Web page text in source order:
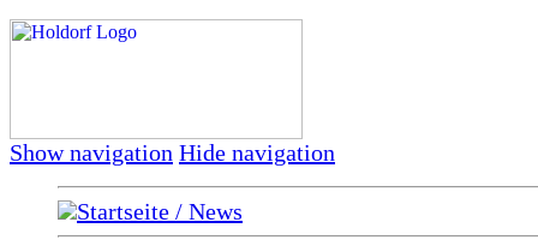
Show navigation Hide navigation
Startseite / News